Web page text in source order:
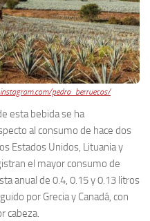
pedro_berruecos/
esta bebida se ha
al consumo de hace dos
Estados Unidos, Lituania y
el mayor consumo de
anual de 0.4, 0.15 y 0.13 litros
por Grecia y Canadá, con
cabeza.